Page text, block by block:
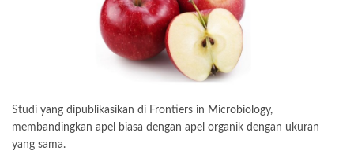
Studi yang dipublikasikan di Frontiers in Microbiology,
membandingkan apel biasa dengan apel organik dengan ukuran
yang sama.